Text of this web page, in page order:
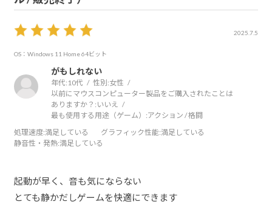
2025.7.5
OS：Windows 11 Home 64ビット
がもしれない
年代: 10代 性別:女性
以前にマウスコンピューター製品をご購入されたことは
ありますか？: いいえ
最も使用する用途（ゲーム）:アクション / 格闘
処理速度:満足している グラフィック性能:満足している
静音性・発熱:満足している
起動が早く、音も気にならない
とても静かだしゲームを快適にできます